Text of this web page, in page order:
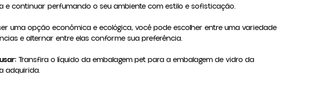
e continuar perfumando o seu ambiente com estilo e sofisticação.
uma opção econômica e ecológica, você pode escolher entre uma variedade
e alternar entre elas conforme sua preferência.
Transfira o líquido da embalagem pet para a embalagem de vidro da
adquirida.